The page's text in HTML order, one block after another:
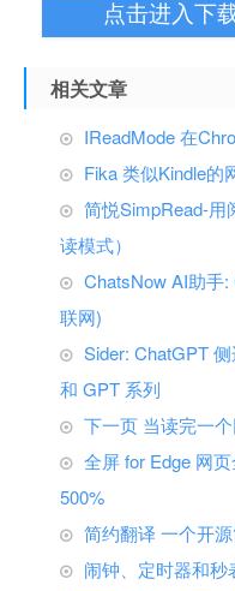
点击进入下
相关文章
IReadMode 在
Fika 类似Kindle的
简悦SimpRead-用
读模式）
ChatsNow AI助手:
联网)
Sider: ChatGPT
和 GPT 系列
下一页 当读完一
全屏 for Edge 网
500%
简约翻译 一个开
闹钟、定时器和